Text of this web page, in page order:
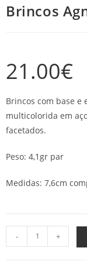
Brincos
21.00€
Brincos com base e
multicolorida em
facetados.
Peso: 4,1gr par
Medidas: 7,6cm
- +